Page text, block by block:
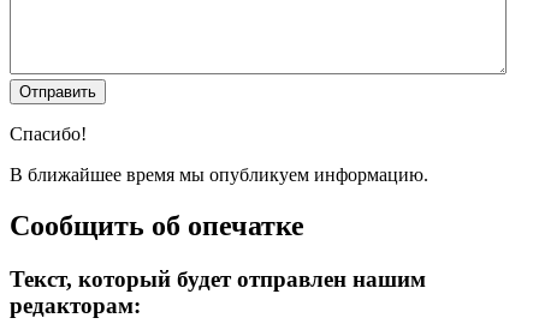
Спасибо!
В ближайшее время мы опубликуем информацию.
Сообщить об опечатке
Текст, который будет отправлен нашим
редакторам: